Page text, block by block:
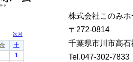
株式会社このみホ
〒272-0814
千葉県市川市高石
Tel.047-302-7833